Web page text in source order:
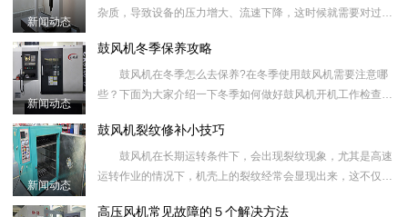
新闻动态
杂质，导致设备的压力增大、流速下降，这时候就需要对过滤
滤网的时候
新闻动态
鼓风机冬季保养攻略
鼓风机在冬季怎么去保养?在冬季使用鼓风机需要注意哪
些？下面为大家介绍一下冬季如何做好鼓风机开机工作检查：
是否在
新闻动态
鼓风机裂纹修补小技巧
鼓风机在长期运转条件下，会出现裂纹现象，尤其是高速
运转作业的情况下，机壳上的裂纹经常会显现出来，这不仅影
高压风机常见故障的５个解决方法